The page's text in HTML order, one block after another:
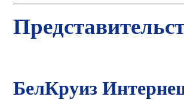
БелКруиз